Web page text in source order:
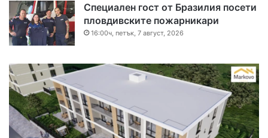
Специален гост от Бразилия посети
пловдивските пожарникари
16:00ч, петък, 7 август, 2026